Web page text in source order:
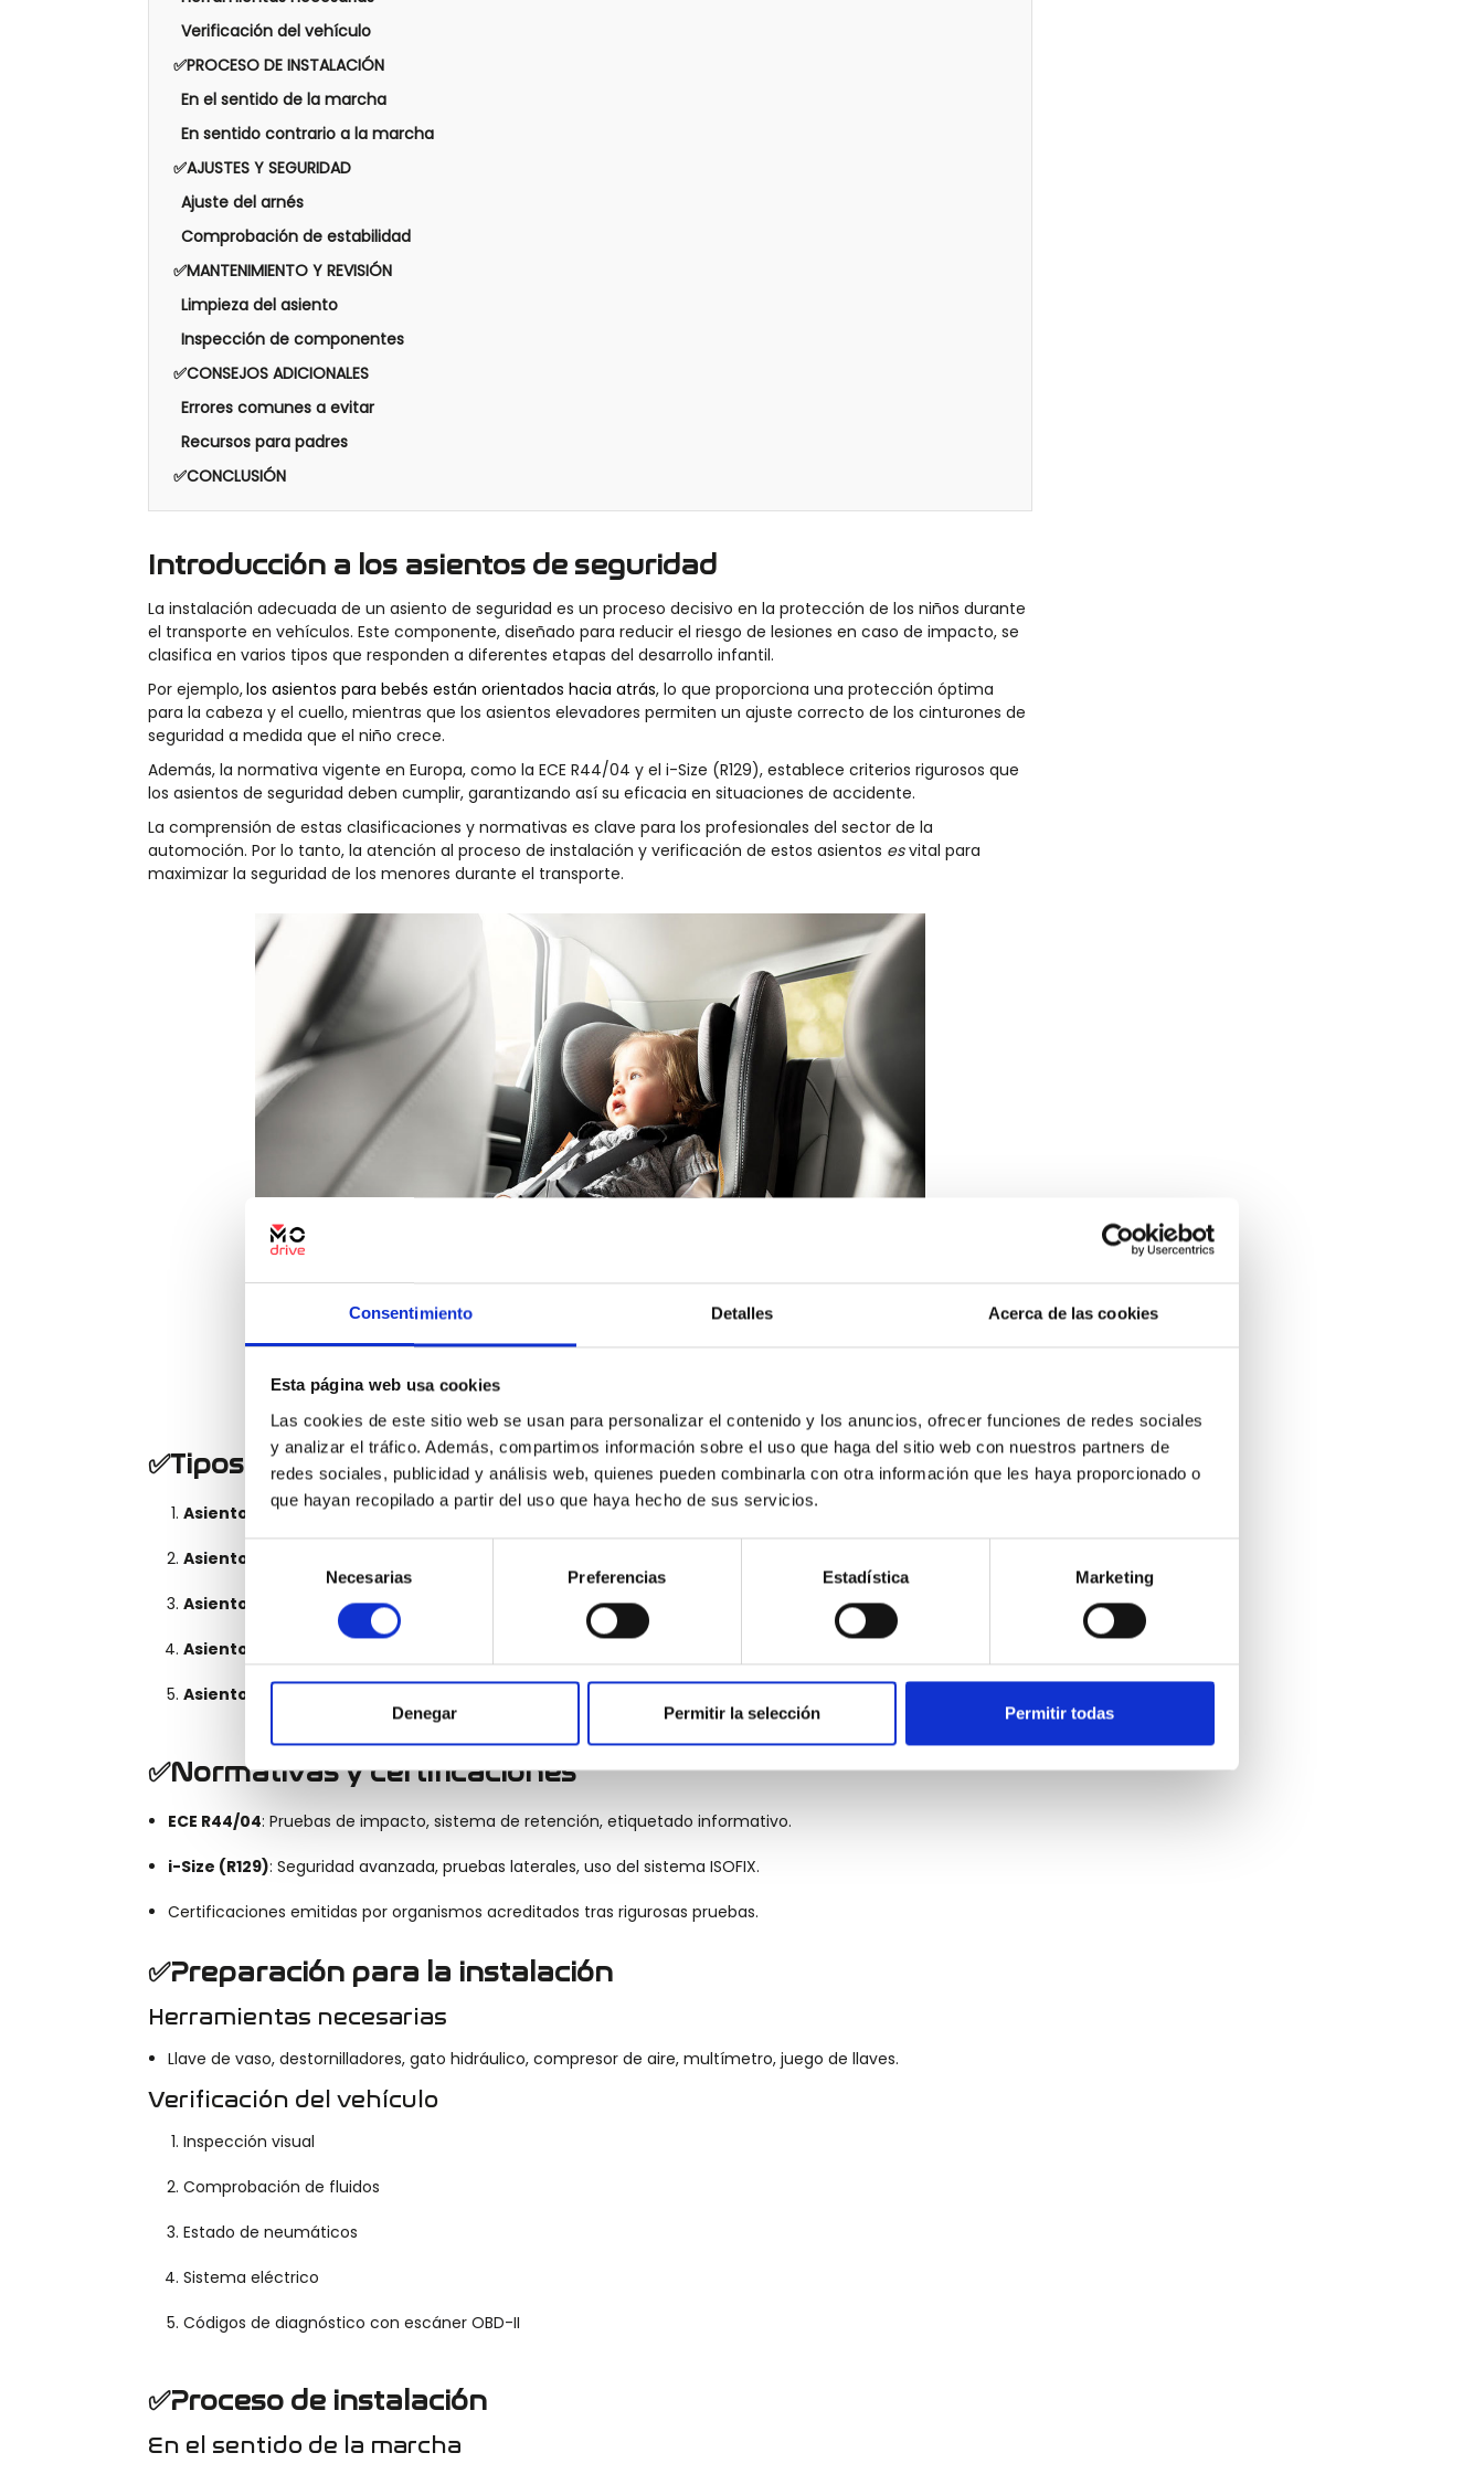
Consentimiento Detalles Acerca de las cookies
Esta página web usa cookies
Las cookies de este sitio web se usan para personalizar el contenido y los anuncios, ofrecer funciones de redes sociales
y analizar el tráfico. Además, compartimos información sobre el uso que haga del sitio web con nuestros partners de
redes sociales, publicidad y análisis web, quienes pueden combinarla con otra información que les haya proporcionado o
que hayan recopilado a partir del uso que haya hecho de sus servicios.
Selección
consentimiento
Necesarias Preferencias Estadística Marketing
Denegar Permitir la selección Permitir todas
Verificación del vehículo
✅PROCESO DE INSTALACIÓN
En el sentido de la marcha
En sentido contrario a la marcha
✅AJUSTES Y SEGURIDAD
Ajuste del arnés
Comprobación de estabilidad
✅MANTENIMIENTO Y REVISIÓN
Limpieza del asiento
Inspección de componentes
✅CONSEJOS ADICIONALES
Errores comunes a evitar
Recursos para padres
✅CONCLUSIÓN
Introducción a los asientos de seguridad
La instalación adecuada de un asiento de seguridad es un proceso decisivo en la protección de los niños durante
el transporte en vehículos. Este componente, diseñado para reducir el riesgo de lesiones en caso de impacto, se
clasifica en varios tipos que responden a diferentes etapas del desarrollo infantil.
Por ejemplo,los asientos para bebés están orientados hacia atrás, lo que proporciona una protección óptima
para la cabeza y el cuello, mientras que los asientos elevadores permiten un ajuste correcto de los cinturones de
seguridad a medida que el niño crece.
Además, la normativa vigente en Europa, como la ECE R44/04 y el i-Size (R129), establece criterios rigurosos que
los asientos de seguridad deben cumplir, garantizando así su eficacia en situaciones de accidente.
La comprensión de estas clasificaciones y normativas es clave para los profesionales del sector de la
automoción. Por lo tanto, la atención al proceso de instalación y verificación de estos asientos esvital para
maximizar la seguridad de los menores durante el transporte.
✅Tipos de asientos de seguridad
Asientos para bebés : Orientados hacia atrás, desde el nacimiento hasta los 12 meses aprox.
Asientos convertibles
Asientos elevadores: Para niños más grandes, ajustan el cinturón a la altura correcta.
Asientos de seguridad integrales
Asientos por grupos de peso
✅Normativas y certificaciones
ECE R44/04: Pruebas de impacto, sistema de retención, etiquetado informativo.
i-Size (R129): Seguridad avanzada, pruebas laterales, uso del sistema ISOFIX.
Certificaciones emitidas por organismos acreditados tras rigurosas pruebas.
✅Preparación para la instalación
Herramientas necesarias
Llave de vaso, destornilladores, gato hidráulico, compresor de aire, multímetro, juego de llaves.
Verificación del vehículo
Inspección visual
Comprobación de fluidos
Estado de neumáticos
Sistema eléctrico
Códigos de diagnóstico con escáner OBD-II
✅Proceso de instalación
En el sentido de la marcha